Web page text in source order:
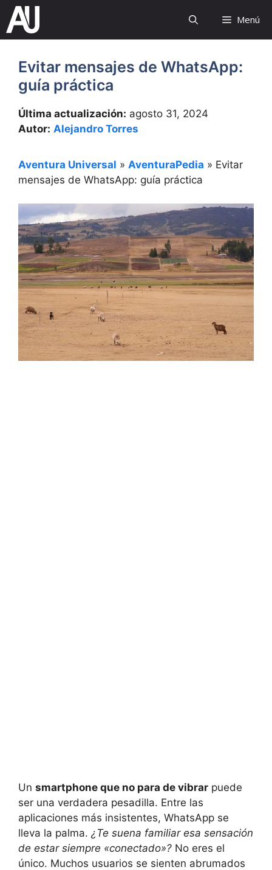
Saltar
contenido
Menú
Evitar mensajes de WhatsApp:
guía práctica
Última actualización: agosto 31, 2024
Autor: Alejandro Torres
Aventura Universal » AventuraPedia » Evitar
mensajes de WhatsApp: guía práctica
Un smartphone que no para de vibrar puede
ser una verdadera pesadilla. Entre las
aplicaciones más insistentes, WhatsApp se
lleva la palma. ¿Te suena familiar esa sensación
de estar siempre «conectado»? No eres el
único. Muchos usuarios se sienten abrumados